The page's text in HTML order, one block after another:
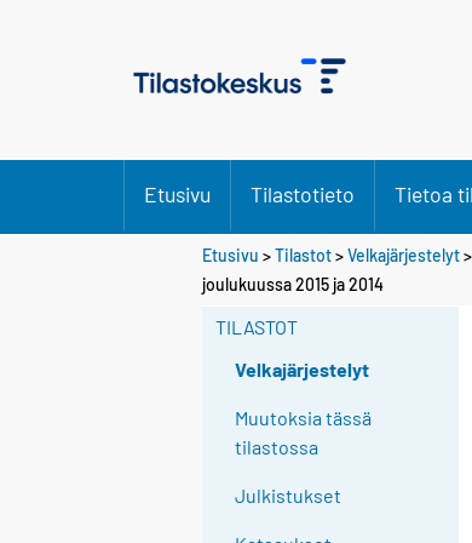
Etusivu Tilastotieto Tietoa
Etusivu >Tilastot>Velkajärjestelyt>
joulukuussa 2015 ja 2014
TILASTOT
Velkajärjestelyt
Muutoksia tässä
tilastossa
Julkistukset